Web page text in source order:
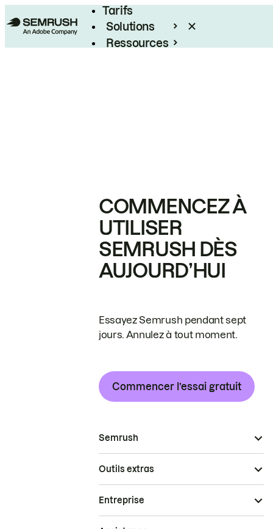
Tarifs
Solutions
Ressources
COMMENCEZ À
UTILISER
SEMRUSH DÈS
AUJOURD’HUI
Essayez Semrush pendant sept
jours. Annulez à tout moment.
Commencer l’essai gratuit
Semrush
Outils extras
Entreprise